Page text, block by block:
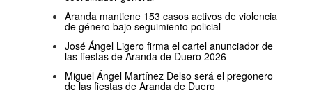
Aranda mantiene 153 casos activos de violencia
de género bajo seguimiento policial
José Ángel Ligero firma el cartel anunciador de
las fiestas de Aranda de Duero 2026
Miguel Ángel Martínez Delso será el pregonero
de las fiestas de Aranda de Duero